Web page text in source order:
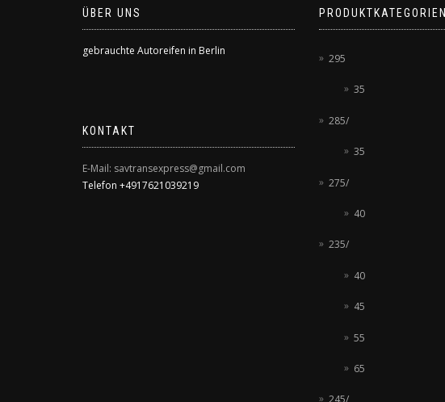
ÜBER UNS
gebrauchte Autoreifen in Berlin
KONTAKT
E-Mail: savtransexpress@gmail.com
Telefon +4917621039219
PRODUKTKATEGORIEN
295
35
285/
35
275/
40
235/
40
45
55
65